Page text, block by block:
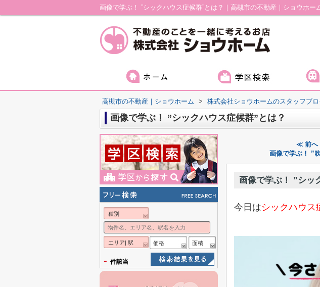
画像で学ぶ！ ”シックハウス症候群”とは？｜高槻市の不動産｜ショウホー
高槻市の不動産｜ショウホーム > 株式会社ショウホームのスタッフブ
画像で学ぶ！ ”シックハウス症候群”とは？
≪ 前へ
画像で学ぶ！ ”
画像で学ぶ！ ”シッ
今日はシックハウス
種別
エリア| 駅 価格 面積
- 件該当